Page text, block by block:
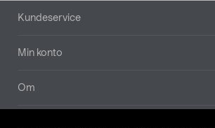
Bunntekst
Kundeservice
Min konto
Om